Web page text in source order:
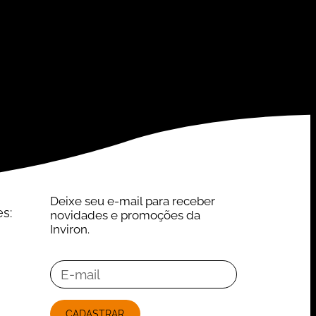
Deixe seu e-mail para receber
novidades e promoções da
Inviron.